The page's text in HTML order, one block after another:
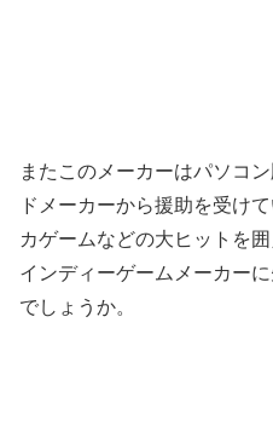
またこのメーカーはパソコ
ドメーカーから援助を受け
カゲームなどの大ヒットを
インディーゲームメーカー
でしょうか。